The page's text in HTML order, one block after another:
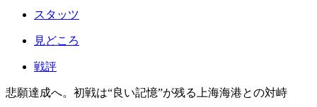
スタッツ
見どころ
戦評
悲願達成へ。初戦は“良い記憶”が残る上海海港との対峙